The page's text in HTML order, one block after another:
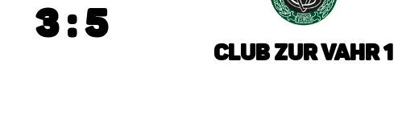
3 : 5
Club zur Vahr 1